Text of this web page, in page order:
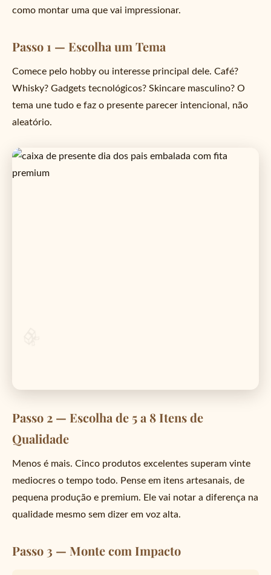
como montar uma que vai impressionar.
Passo 1 — Escolha um Tema
Comece pelo hobby ou interesse principal dele. Café?
Whisky? Gadgets tecnológicos? Skincare masculino? O
tema une tudo e faz o presente parecer intencional, não
aleatório.
Passo 2 — Escolha de 5 a 8 Itens de
Qualidade
Menos é mais. Cinco produtos excelentes superam vinte
mediocres o tempo todo. Pense em itens artesanais, de
pequena produção e premium. Ele vai notar a diferença na
qualidade mesmo sem dizer em voz alta.
Passo 3 — Monte com Impacto